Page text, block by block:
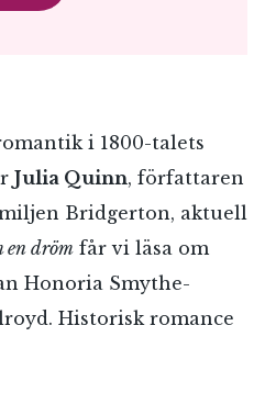
i 1800-talets
Julia Quinn, författaren
Bridgerton, aktuell
en dröm får vi läsa om
Honoria Smythe-
Historisk romance